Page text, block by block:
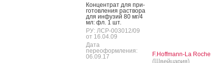
Кон­цен­трат для при­
готов­ле­ния рас­тво­ра
для ин­фу­зий 80 мг/4
мл: фл. 1 шт.
РУ: ЛСР-003012/09
от 16.04.09
Дата
переоформления:
06.09.17
F.Hoffmann-La Roche
(Швейцария)